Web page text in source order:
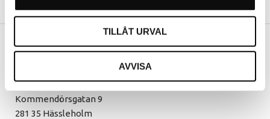
TILLÅT URVAL
AVVISA
Hässleholm
Kommendörsgatan 9
281 35 Hässleholm